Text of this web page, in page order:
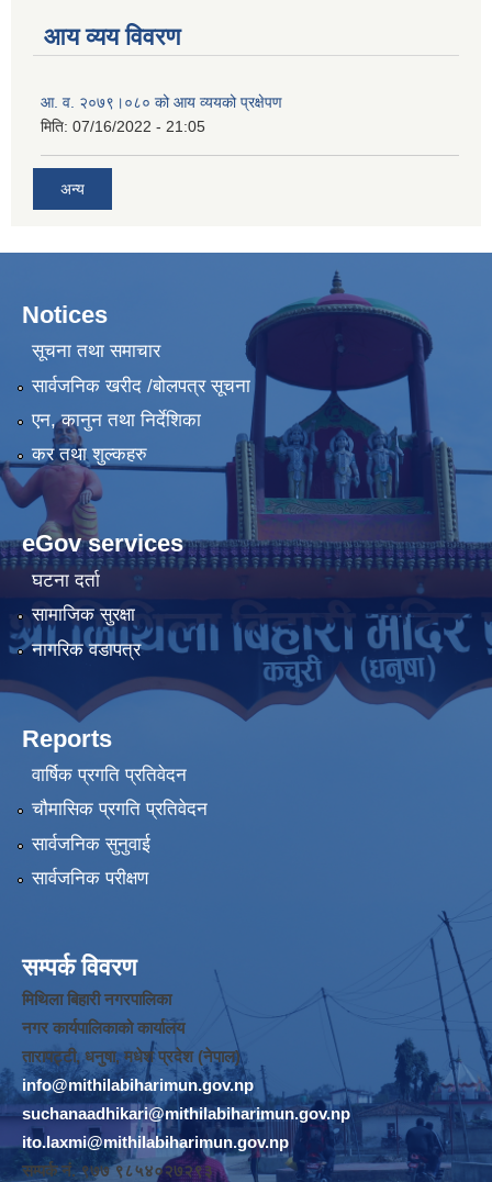
आय व्यय विवरण
आ. व. २०७९।०८० को आय व्ययको प्रक्षेपण
मिति: 07/16/2022 - 21:05
अन्य
Notices
सूचना तथा समाचार
सार्वजनिक खरीद /बोलपत्र सूचना
एन, कानुन तथा निर्देशिका
कर तथा शुल्कहरु
eGov services
घटना दर्ता
सामाजिक सुरक्षा
नागरिक वडापत्र
Reports
वार्षिक प्रगति प्रतिवेदन
चौमासिक प्रगति प्रतिवेदन
सार्वजनिक सुनुवाई
सार्वजनिक परीक्षण
सम्पर्क विवरण
मिथिला बिहारी नगरपालिका
नगर कार्यपालिकाको कार्यालय
तारापट्टी, धनुषा, मधेश प्रदेश (नेपाल)
info@mithilabiharimun.gov.np
suchanaadhikari@mithilabiharimun.gov.np
ito.laxmi@mithilabiharimun.gov.np
सम्पर्क नं. ‌९७७ ९८५४०२७२९३